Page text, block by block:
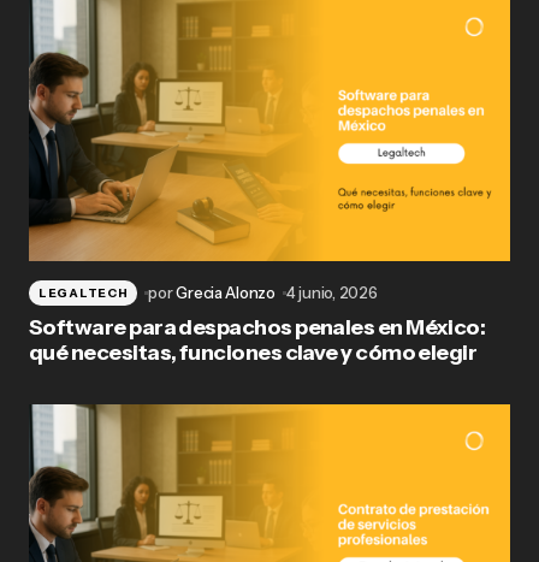
LEGALTECH porGrecia Alonzo 4 junio, 2026
Software para despachos penales en México:
qué necesitas, funciones clave y cómo elegir